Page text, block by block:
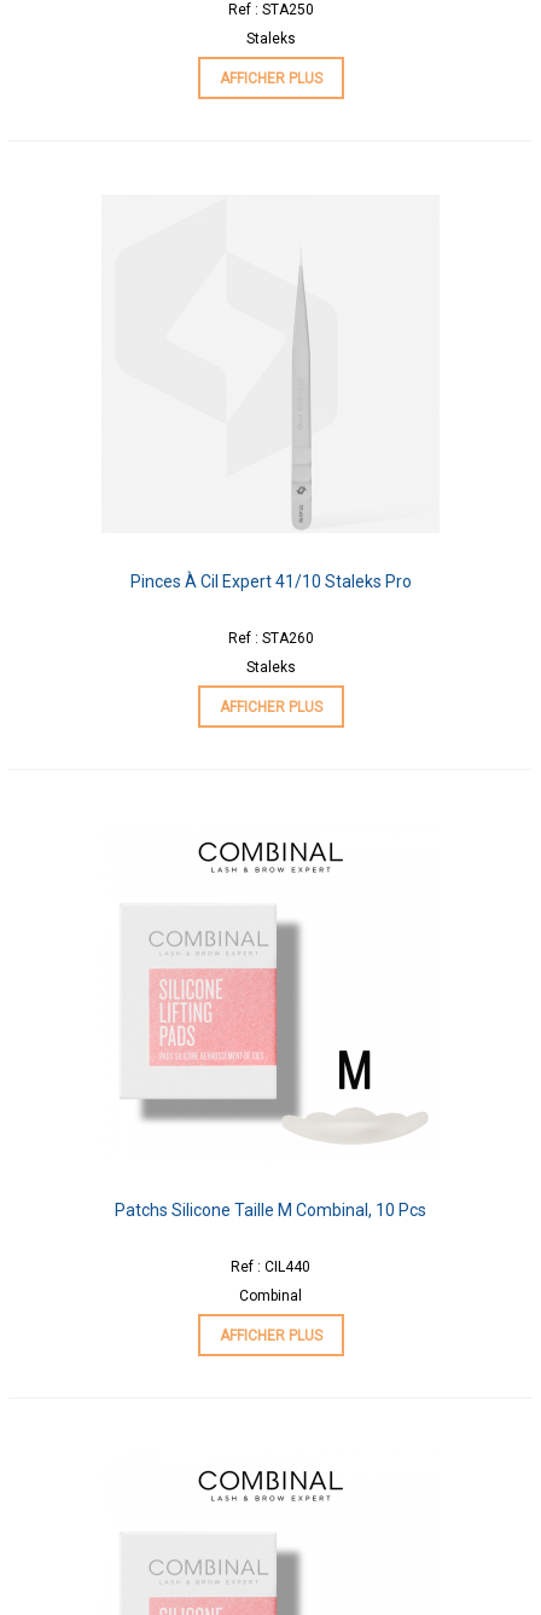
Ref : STA250
Staleks
AFFICHER PLUS
Pinces À Cil Expert 41/10 Staleks Pro
Ref : STA260
Staleks
AFFICHER PLUS
Patchs Silicone Taille M Combinal, 10 Pcs
Ref : CIL440
Combinal
AFFICHER PLUS